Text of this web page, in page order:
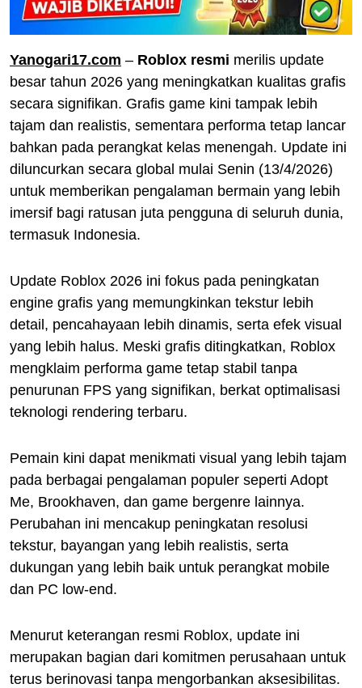
Yanogari17.com – Roblox resmi merilis update
besar tahun 2026 yang meningkatkan kualitas grafis
secara signifikan. Grafis game kini tampak lebih
tajam dan realistis, sementara performa tetap lancar
bahkan pada perangkat kelas menengah. Update ini
diluncurkan secara global mulai Senin (13/4/2026)
untuk memberikan pengalaman bermain yang lebih
imersif bagi ratusan juta pengguna di seluruh dunia,
termasuk Indonesia.
Update Roblox 2026 ini fokus pada peningkatan
engine grafis yang memungkinkan tekstur lebih
detail, pencahayaan lebih dinamis, serta efek visual
yang lebih halus. Meski grafis ditingkatkan, Roblox
mengklaim performa game tetap stabil tanpa
penurunan FPS yang signifikan, berkat optimalisasi
teknologi rendering terbaru.
Pemain kini dapat menikmati visual yang lebih tajam
pada berbagai pengalaman populer seperti Adopt
Me, Brookhaven, dan game bergenre lainnya.
Perubahan ini mencakup peningkatan resolusi
tekstur, bayangan yang lebih realistis, serta
dukungan yang lebih baik untuk perangkat mobile
dan PC low-end.
Menurut keterangan resmi Roblox, update ini
merupakan bagian dari komitmen perusahaan untuk
terus berinovasi tanpa mengorbankan aksesibilitas.